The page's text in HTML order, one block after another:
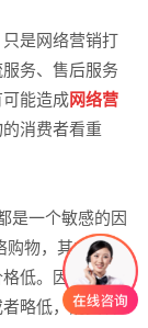
是网络营销打
务、售后服务
能造成网络营
消费者看重
一个敏感的因
购物，其中一个
低。因此，如
略低，消费者